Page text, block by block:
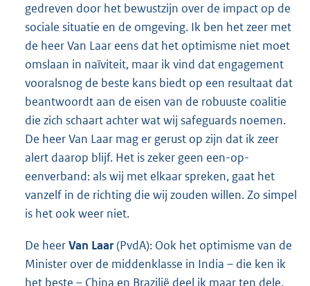
gedreven door het bewustzijn over de impact op de
sociale situatie en de omgeving. Ik ben het zeer met
de heer Van Laar eens dat het optimisme niet moet
omslaan in naïviteit, maar ik vind dat engagement
vooralsnog de beste kans biedt op een resultaat dat
beantwoordt aan de eisen van de robuuste coalitie
die zich schaart achter wat wij safeguards noemen.
De heer Van Laar mag er gerust op zijn dat ik zeer
alert daarop blijf. Het is zeker geen een-op-
eenverband: als wij met elkaar spreken, gaat het
vanzelf in de richting die wij zouden willen. Zo simpel
is het ook weer niet.
De heerVan Laar(PvdA): Ook het optimisme van de
Minister over de middenklasse in India – die ken ik
het beste – China en Brazilië deel ik maar ten dele.